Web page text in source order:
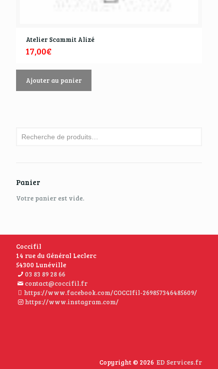
Atelier Scammit Alizé
17,00€
Ajouter au panier
Panier
Votre panier est vide.
Coccifil
14 rue du Général Leclerc
54300 Lunéville
03 83 89 28 66
contact@coccifil.fr
https://www.facebook.com/COCCIfil-269857346485609/
https://www.instagram.com/
Copyright © 2026 ED Services.fr